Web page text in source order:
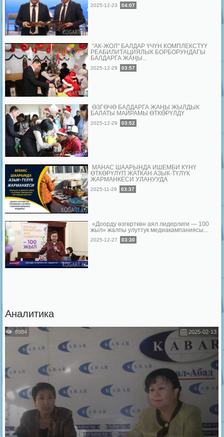
2025-12-23 04:07
"АК-ЖОЛ" БАЛДАР ҮЧҮН КОМПЛЕКСТҮҮ
РЕАБИЛИТАЦИЯЛЫК БОРБОРУНДАГЫ
БАЛДАРГА ЖАҢЫ...
2025-12-29 03:57
ӨЗГӨЧӨ БАЛДАРГА ЖАҢЫ ЖЫЛДЫК
БАЛАТЫ МАЙРАМЫ ӨТКӨРҮЛДҮ
2025-12-29 03:52
МАНАС ШААРЫНДА ИШЕМБИ КҮНҮ
ӨТКӨРҮЛҮП ЖАТКАН АЗЫК-ТҮЛҮК
ЖАРМАНКЕСИ УЛАНУУДА
2025-11-29 03:37
«Доорду өзгөрткөн аял лидерлиги — 100
жыл» жалпы улуттук медиакампаниясы...
2025-12-27 03:30
Аналитика
2025-02-13
8984